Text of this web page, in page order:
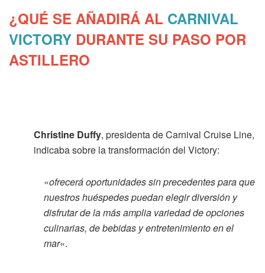
¿QUÉ SE AÑADIRÁ AL CARNIVAL
VICTORY DURANTE SU PASO POR
ASTILLERO
Christine Duffy, presidenta de Carnival Cruise Line,
indicaba sobre la transformación del Victory:
«ofrecerá oportunidades sin precedentes para que
nuestros huéspedes puedan elegir diversión y
disfrutar de la más amplia variedad de opciones
culinarias, de bebidas y entretenimiento en el
mar«.